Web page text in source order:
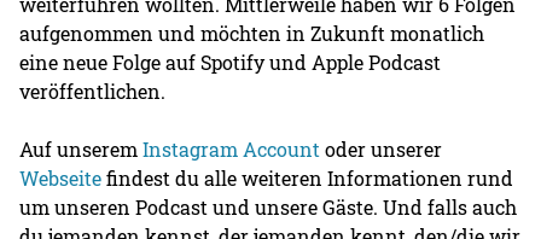
aufgenommen und möchten in Zukunft monatlich
eine neue Folge auf Spotify und Apple Podcast
veröffentlichen.
Auf unseremInstagram Account oder unserer
Webseitefindest du alle weiteren Informationen rund
um unseren Podcast und unsere Gäste. Und falls auch